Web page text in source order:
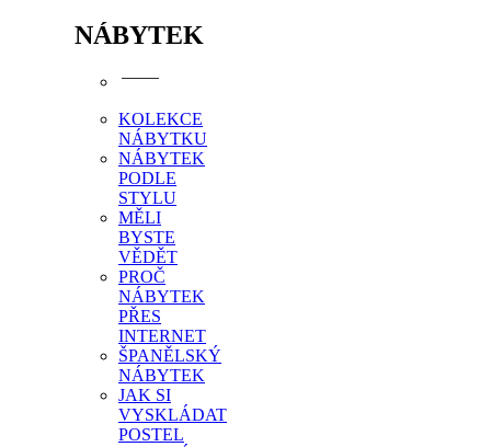
NÁBYTEK
KOLEKCE
NÁBYTKU
NÁBYTEK
PODLE
STYLU
MĚLI
BYSTE
VĚDĚT
PROČ
NÁBYTEK
PŘES
INTERNET
ŠPANĚLSKÝ
NÁBYTEK
JAK SI
VYSKLÁDAT
POSTEL